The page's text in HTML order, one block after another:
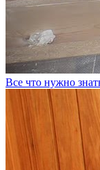
Все что нужно